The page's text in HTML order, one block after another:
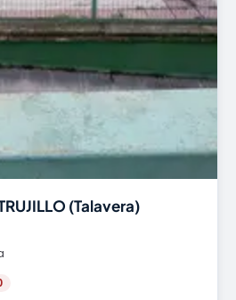
(Talavera)